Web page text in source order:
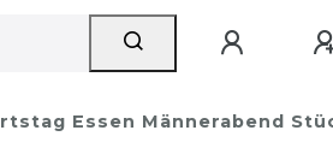
Essen Männerabend